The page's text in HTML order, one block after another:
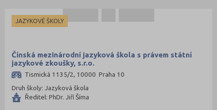
JAZYKOVÉ ŠKOLY
Čínská mezinárodní jazyková škola s právem státní
jazykové zkoušky, s.r.o.
Tismická 1135/2, 10000 Praha 10
Druh školy: Jazyková škola
Ředitel: PhDr. Jiří Šíma